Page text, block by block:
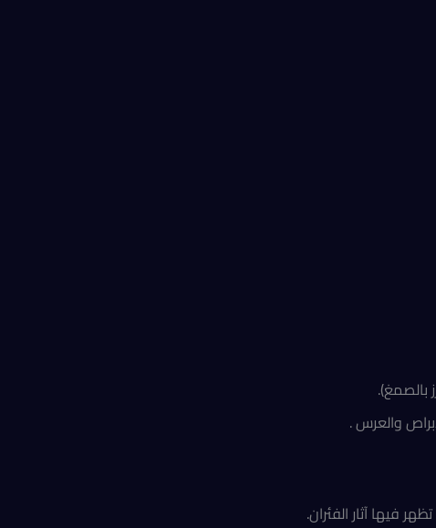
والعرس .
فيها آثار الفئران.